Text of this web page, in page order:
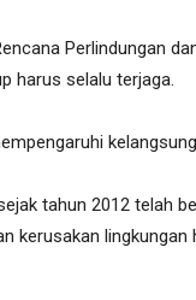
Perlindungan
harus selalu terjaga.
tahun 2012 telah
kerusakan lingkungan